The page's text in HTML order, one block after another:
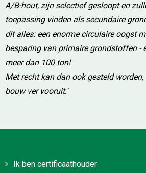
A/B-hout, zijn selectief gesloopt en
toepassing vinden als secundaire
dit alles: een enorme circulaire oogst
besparing van primaire grondstoffen -
meer dan 100 ton!
Met recht kan dan ook gesteld
bouw ver vooruit.'
Ik ben certificaathouder